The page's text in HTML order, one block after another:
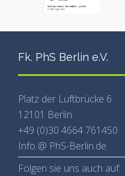
Fk. PhS Berlin e.V.
Platz der Luftbrücke 6
12101 Berlin
+49 (0)30 4664 761450
Info @ PhS-Berlin.de
Folgen sie uns auch auf: